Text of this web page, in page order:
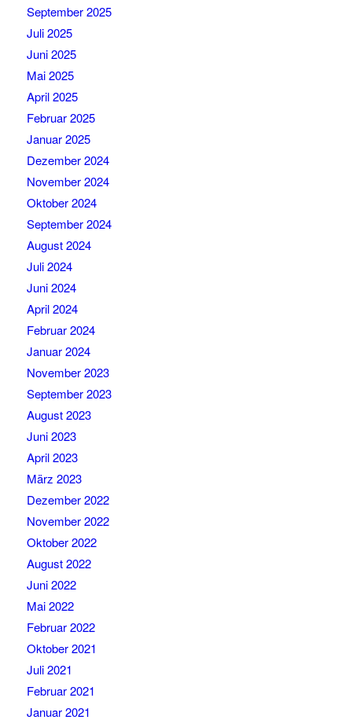
September 2025
Juli 2025
Juni 2025
Mai 2025
April 2025
Februar 2025
Januar 2025
Dezember 2024
November 2024
Oktober 2024
September 2024
August 2024
Juli 2024
Juni 2024
April 2024
Februar 2024
Januar 2024
November 2023
September 2023
August 2023
Juni 2023
April 2023
März 2023
Dezember 2022
November 2022
Oktober 2022
August 2022
Juni 2022
Mai 2022
Februar 2022
Oktober 2021
Juli 2021
Februar 2021
Januar 2021